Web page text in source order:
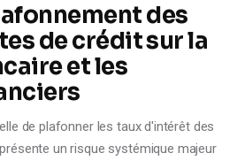
des
de crédit sur la
et les
de plafonner les taux d'intérêt des
un risque systémique majeur